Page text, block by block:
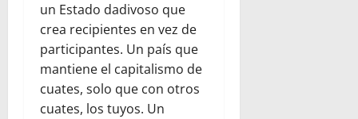
un Estado dadivoso que
crea recipientes en vez de
participantes. Un país que
mantiene el capitalismo de
cuates, solo que con otros
cuates, los tuyos. Un